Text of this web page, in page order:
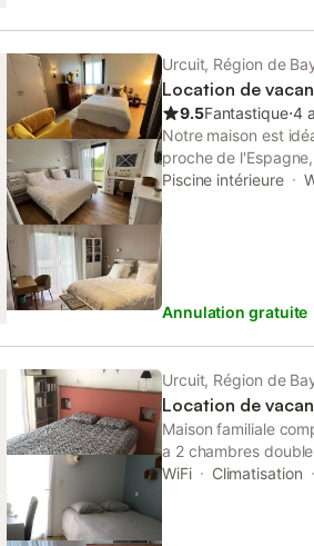
Urcuit, Région de
Location de
9.5Fantastique⋅4
Notre maison est
proche de
de Biarritz et Anglet
Nous vous
Piscine intérieure
Annulation gratuite
Urcuit, Région de
Location de
Maison familiale
a 2 chambres
également de 2
WiFi Climatisation